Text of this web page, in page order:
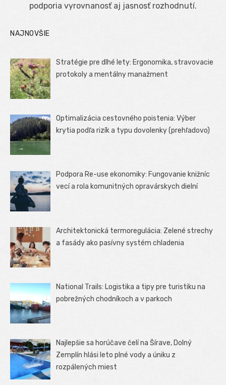
podporia vyrovnanosť aj jasnosť rozhodnutí.
NAJNOVŠIE
Stratégie pre dlhé lety: Ergonomika, stravovacie
protokoly a mentálny manažment
Optimalizácia cestovného poistenia: Výber
krytia podľa rizík a typu dovolenky (prehľadovo)
Podpora Re-use ekonomiky: Fungovanie knižníc
vecí a rola komunitných opravárskych dielní
Architektonická termoregulácia: Zelené strechy
a fasády ako pasívny systém chladenia
National Trails: Logistika a tipy pre turistiku na
pobrežných chodníkoch a v parkoch
Najlepšie sa horúčave čelí na Šírave, Dolný
Zemplín hlási leto plné vody a úniku z
rozpálených miest